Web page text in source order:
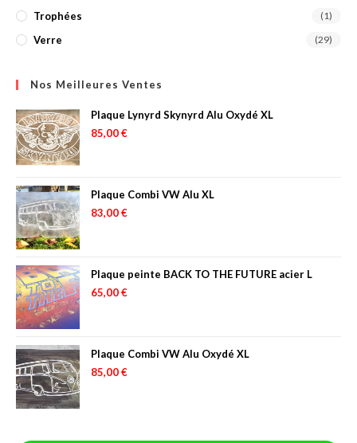
Trophées (1)
Verre (29)
Nos Meilleures Ventes
Plaque Lynyrd Skynyrd Alu Oxydé XL
85,00€
Plaque Combi VW Alu XL
83,00€
Plaque peinte BACK TO THE FUTURE acier L
65,00€
Plaque Combi VW Alu Oxydé XL
85,00€